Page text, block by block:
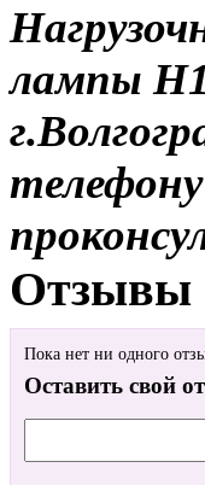
лампы
Отзывы
Пока нет ни одного
Оставить свой